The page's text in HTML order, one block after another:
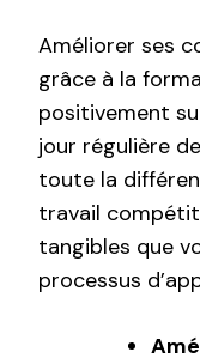
Améliorer ses
grâce à la
positivement
jour régulière
toute la
travail
tangibles que
processus